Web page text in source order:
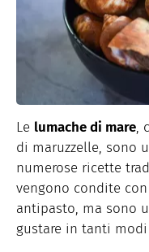
Le lumache di mare,
di maruzzelle, sono
numerose ricette
vengono condite
antipasto, ma sono
gustare in tanti